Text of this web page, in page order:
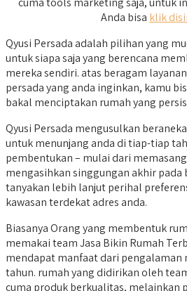
Anda bisa klik
Qyusi Persada adalah pilihan yang
untuk siapa saja yang berencana
mereka sendiri. atas beragam
persada yang anda inginkan, kamu
bakal menciptakan rumah yang
Qyusi Persada mengusulkan
untuk menunjang anda di tiap-tiap
pembentukan – mulai dari
mengasihkan singgungan akhir pada
tanyakan lebih lanjut perihal
kawasan terdekat adres anda.
Biasanya Orang yang membentuk
memakai team Jasa Bikin Rumah
mendapat manfaat dari pengalaman
tahun. rumah yang didirikan oleh
cuma produk berkualitas, melainkan